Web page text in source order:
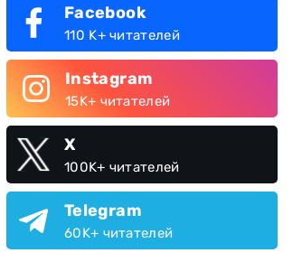
Facebook
110 K+ читателей
Instagram
15K+ читателей
X
100K+ читателей
Telegram
60K+ читателей